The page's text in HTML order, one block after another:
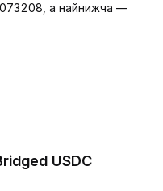
а найнижча —
USDC